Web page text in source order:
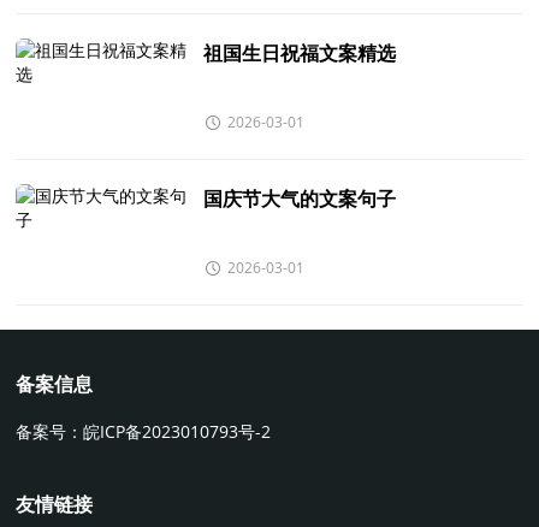
祖国生日祝福文案精选
2026-03-01
国庆节大气的文案句子
2026-03-01
备案信息
备案号：皖ICP备2023010793号-2
友情链接